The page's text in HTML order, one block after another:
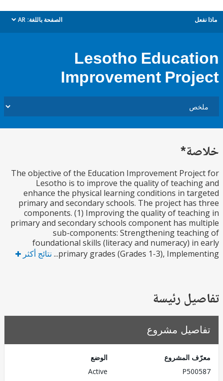
الصفحة باللغة: AR
dropdown
Lesotho
Improvement
The objective of the Education Improvement
Lesotho is to improve the quality of
enhance the physical learning conditions in
primary and secondary schools. The project
components. (1) Improving the quality of
primary and secondary schools component has
sub-components: Strengthening
foundational skills (literacy and numeracy)
primary grades (Grades 1-3), نتائج أكثر
رئيسة
مشروع
المشروع